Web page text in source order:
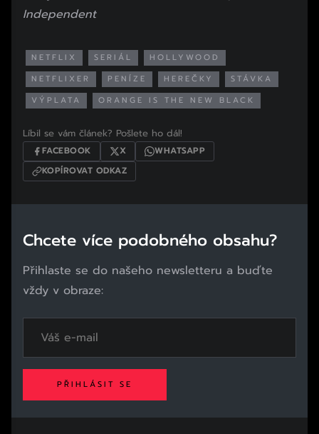
Independent
NETFLIX SERIÁL
HOLLYWOOD
NETFLIXER
PENÍZE HEREČKY
STÁVKA
VÝPLATA
ORANGE IS THE NEW BLACK
Líbil se vám článek? Pošlete ho dál!
FACEBOOK X
WHATSAPP
KOPÍROVAT ODKAZ
Chcete více podobného obsahu?
Přihlaste se do našeho newsletteru a buďte
vždy v obraze:
PŘIHLÁSIT SE